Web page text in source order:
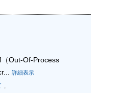
Out-Of-Process
詳細表示
,